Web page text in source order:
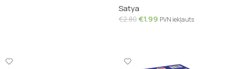
Satya
€2.80€1.99 PVN iekļauts